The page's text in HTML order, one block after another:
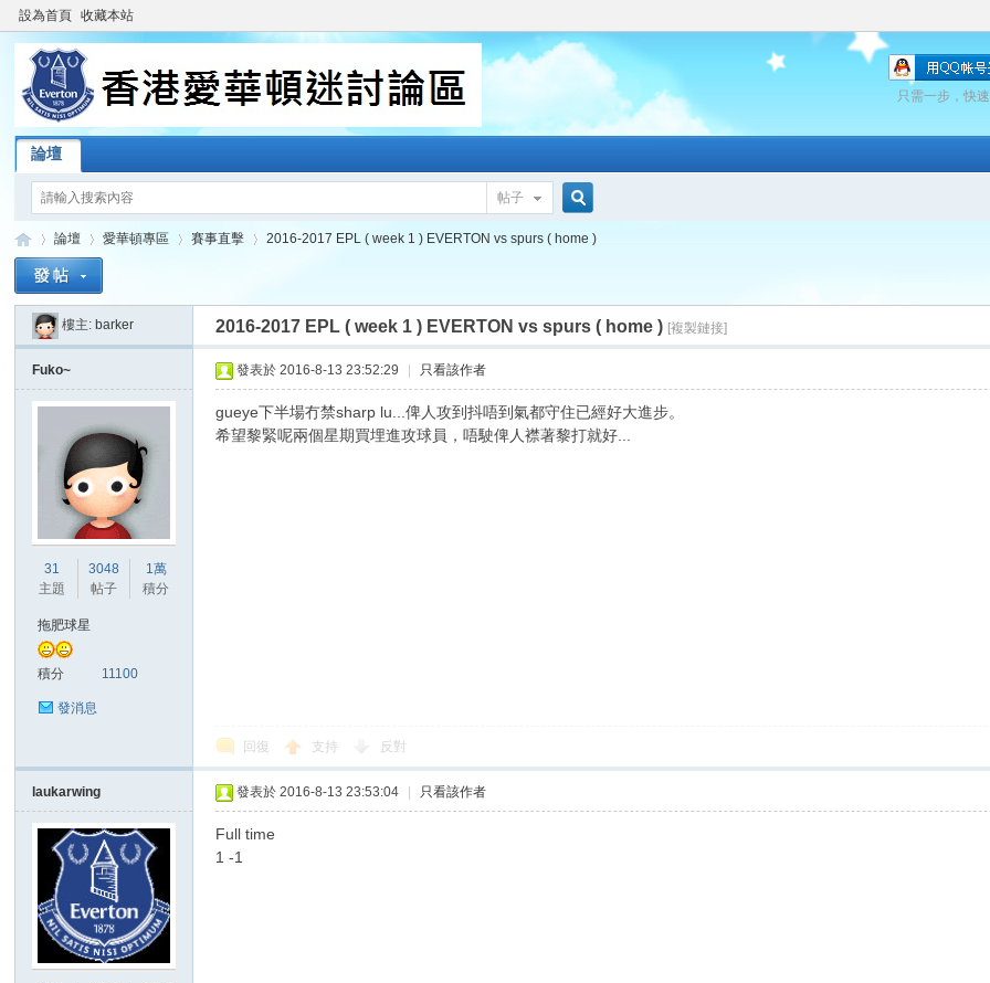
設為首頁 收藏本站
只需一步，快
論壇
帖子
搜
索
愛
»
論壇
›
愛華頓專區 賽事直擊
›
2016-2017 EPL ( week 1 ) EVERTON vs spurs ( home )
樓主: barker 2016-2017 EPL ( week 1 ) EVERTON vs spurs ( home ) [複製鏈接]
Fuko~
31
主題
3048
帖子
1萬
積分
拖肥球星
積分 11100
發消息
發表於 2016-8-13 23:52:29 只看該作者
gueye下半場冇禁sharp lu...俾人攻到抖唔到氣都守住已經好大進步。
希望黎緊呢兩個星期買埋進攻球員，唔駛俾人襟著黎打就好...
回復 支持 反對
laukarwing 發表於 2016-8-13 23:53:04 只看該作者
Full time
1 -1